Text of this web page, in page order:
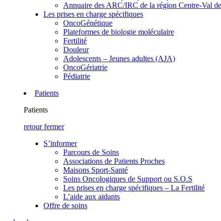
Annuaire des ARC/IRC de la région Centre-Val
Les prises en charge spécifiques
OncoGénétique
Plateformes de biologie moléculaire
Fertilité
Douleur
Adolescents – Jeunes adultes (AJA)
OncoGériatrie
Pédiatrie
Patients
Patients
retour fermer
S’informer
Parcours de Soins
Associations de Patients Proches
Maisons Sport-Santé
Soins Oncologiques de Support ou S.O.S
Les prises en charge spécifiques – La Fertilité
L’aide aux aidants
Offre de soins